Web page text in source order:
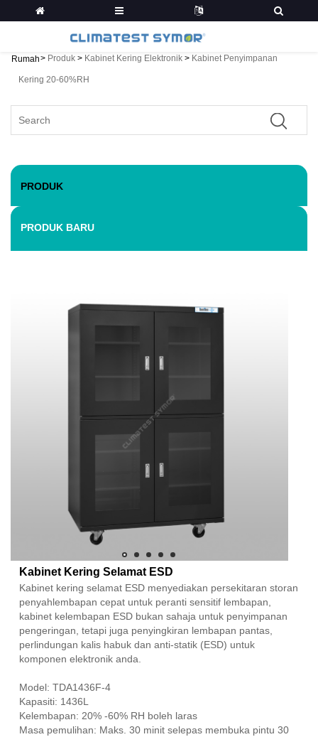
Rumah> Produk > Kabinet Kering Elektronik > Kabinet Penyimpanan
Kering 20-60%RH
PRODUK
PRODUK BARU
Kabinet Kering Selamat ESD
Kabinet kering selamat ESD menyediakan persekitaran storan
penyahlembapan cepat untuk peranti sensitif lembapan,
kabinet kelembapan ESD bukan sahaja untuk penyimpanan
pengeringan, tetapi juga penyingkiran lembapan pantas,
perlindungan kalis habuk dan anti-statik (ESD) untuk
komponen elektronik anda.
Model: TDA1436F-4
Kapasiti: 1436L
Kelembapan: 20% -60% RH boleh laras
Masa pemulihan: Maks. 30 minit selepas membuka pintu 30